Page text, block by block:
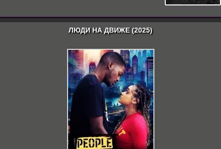
ЛЮДИ НА ДВИЖЕ (2025)